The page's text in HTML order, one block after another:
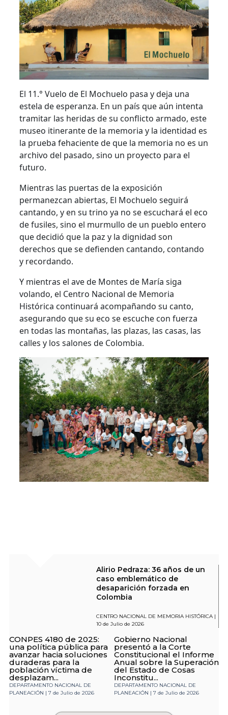
El 11.° Vuelo de El Mochuelo pasa y deja una
estela de esperanza. En un país que aún intenta
tramitar las heridas de su conflicto armado, este
museo itinerante de la memoria y la identidad es
la prueba fehaciente de que la memoria no es un
archivo del pasado, sino un proyecto para el
futuro.
Mientras las puertas de la exposición
permanezcan abiertas, El Mochuelo seguirá
cantando, y en su trino ya no se escuchará el eco
de fusiles, sino el murmullo de un pueblo entero
que decidió que la paz y la dignidad son
derechos que se defienden cantando, contando
y recordando.
Y mientras el ave de Montes de María siga
volando, el Centro Nacional de Memoria
Histórica continuará acompañando su canto,
asegurando que su eco se escuche con fuerza
en todas las montañas, las plazas, las casas, las
calles y los salones de Colombia.
Alirio Pedraza: 36 años de un
caso emblemático de
desaparición forzada en
Colombia
CENTRO NACIONAL DE MEMORIA HISTÓRICA |
10 de Julio de 2026
CONPES 4180 de 2025:
una política pública para
avanzar hacia soluciones
duraderas para la
población víctima de
desplazam...
DEPARTAMENTO NACIONAL DE
PLANEACIÓN | 7 de Julio de 2026
Gobierno Nacional
presentó a la Corte
Constitucional el Informe
Anual sobre la Superación
del Estado de Cosas
Inconstitu...
DEPARTAMENTO NACIONAL DE
PLANEACIÓN | 7 de Julio de 2026